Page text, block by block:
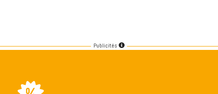
Publicités